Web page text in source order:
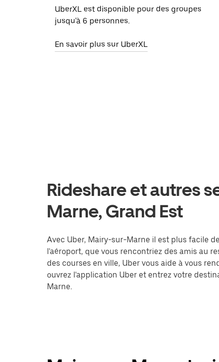
UberXL est disponible pour des groupes
jusqu'à 6 personnes.
En savoir plus sur UberXL
Rideshare et autres
Marne, Grand Est
Avec Uber, Mairy-sur-Marne il est plus facile
l'aéroport, que vous rencontriez des amis au
des courses en ville, Uber vous aide à vous
ouvrez l'application Uber et entrez votre
Marne.